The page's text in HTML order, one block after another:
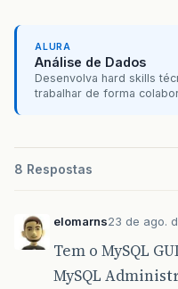
ALURA
Análise de Dados
Desenvolva hard skills
trabalhar de forma
8 Respostas
elomarns23 de ago.
Tem o MySQL
MySQL